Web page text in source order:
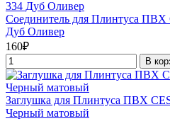
Соединитель для Плинтуса ПВХ
Дуб Оливер
160₽
В
Заглушка для Плинтуса ПВХ
Черный матовый